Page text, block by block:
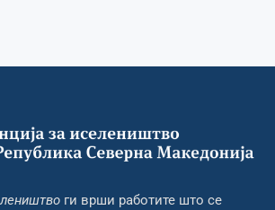
ги врши работите што се